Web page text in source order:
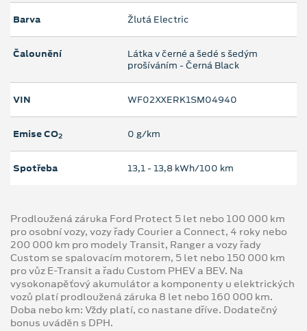
Barva Žlutá Electric
Čalounění
Látka v černé a šedé s šedým
prošíváním - Černá Black
VIN WF02XXERK1SM04940
Emise CO2 0 g/km
Spotřeba 13,1 ‐ 13,8 kWh/100 km
Prodloužená záruka Ford Protect 5 let nebo 100 000 km
pro osobní vozy, vozy řady Courier a Connect, 4 roky nebo
200 000 km pro modely Transit, Ranger a vozy řady
Custom se spalovacím motorem, 5 let nebo 150 000 km
pro vůz E-Transit a řadu Custom PHEV a BEV. Na
vysokonapěťový akumulátor a komponenty u elektrických
vozů platí prodloužená záruka 8 let nebo 160 000 km.
Doba nebo km: Vždy platí, co nastane dříve. Dodatečný
bonus uváděn s DPH.